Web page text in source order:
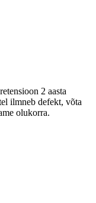
2 aasta
ilmneb defekt, võta
olukorra.